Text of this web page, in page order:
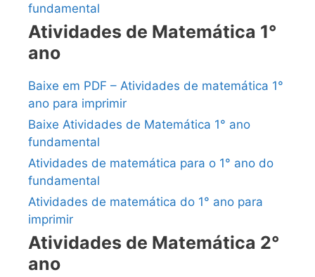
fundamental
Atividades de Matemática 1°
ano
Baixe em PDF – Atividades de matemática 1°
ano para imprimir
Baixe Atividades de Matemática 1° ano
fundamental
Atividades de matemática para o 1° ano do
fundamental
Atividades de matemática do 1° ano para
imprimir
Atividades de Matemática 2°
ano